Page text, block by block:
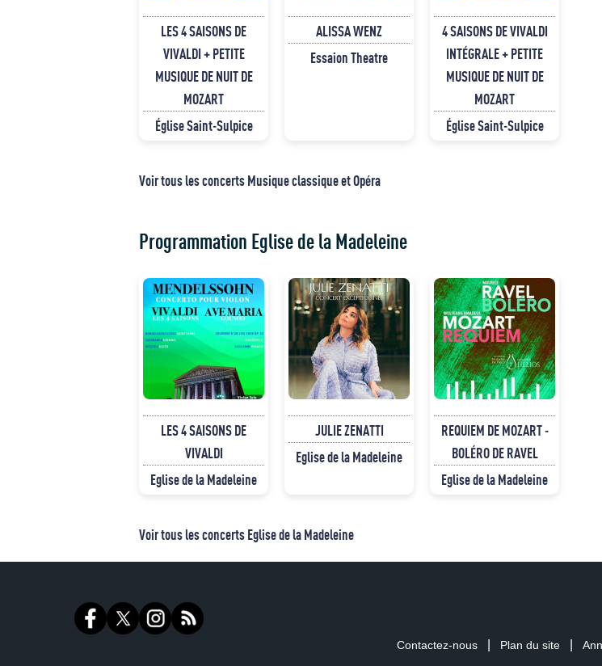
LES 4 SAISONS DE
VIVALDI + PETITE
MUSIQUE DE NUIT DE
MOZART
Église Saint-Sulpice
ALISSA WENZ
Essaion Theatre
4 SAISONS DE VIVALDI
INTÉGRALE + PETITE
MUSIQUE DE NUIT DE
MOZART
Église Saint-Sulpice
Voir tous les concerts Musique classique et Opéra
Programmation Eglise de la Madeleine
LES 4 SAISONS DE
VIVALDI
Eglise de la Madeleine
JULIE ZENATTI
Eglise de la Madeleine
REQUIEM DE MOZART -
BOLÉRO DE RAVEL
Eglise de la Madeleine
Voir tous les concerts Eglise de la Madeleine
Contactez-nous Plan du site